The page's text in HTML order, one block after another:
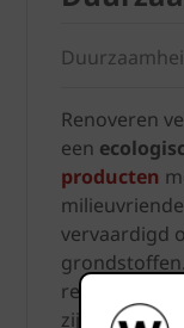
Renoveren
een
producten
vervaardigd
zijn.